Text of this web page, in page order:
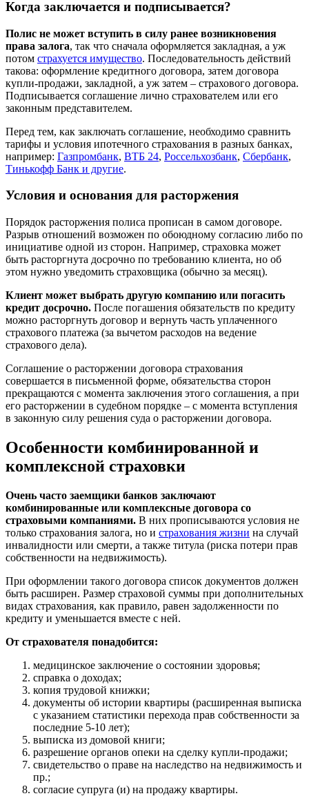
Когда заключается и подписывается?
Полис не может вступить в силу ранее возникновения
права залога, так что сначала оформляется закладная, а уж
потом страхуется имущество. Последовательность действий
такова: оформление кредитного договора, затем договора
купли-продажи, закладной, а уж затем – страхового договора.
Подписывается соглашение лично страхователем или его
законным представителем.
Перед тем, как заключать соглашение, необходимо сравнить
тарифы и условия ипотечного страхования в разных банках,
например: Газпромбанк, ВТБ 24, Россельхозбанк, Сбербанк,
Тинькофф Банк и другие.
Условия и основания для расторжения
Порядок расторжения полиса прописан в самом договоре.
Разрыв отношений возможен по обоюдному согласию либо по
инициативе одной из сторон. Например, страховка может
быть расторгнута досрочно по требованию клиента, но об
этом нужно уведомить страховщика (обычно за месяц).
Клиент может выбрать другую компанию или погасить
кредит досрочно. После погашения обязательств по кредиту
можно расторгнуть договор и вернуть часть уплаченного
страхового платежа (за вычетом расходов на ведение
страхового дела).
Соглашение о расторжении договора страхования
совершается в письменной форме, обязательства сторон
прекращаются с момента заключения этого соглашения, а при
его расторжении в судебном порядке – с момента вступления
в законную силу решения суда о расторжении договора.
Особенности комбинированной и
комплексной страховки
Очень часто заемщики банков заключают
комбинированные или комплексные договора со
страховыми компаниями. В них прописываются условия не
только страхования залога, но и страхования жизни на случай
инвалидности или смерти, а также титула (риска потери прав
собственности на недвижимость).
При оформлении такого договора список документов должен
быть расширен. Размер страховой суммы при дополнительных
видах страхования, как правило, равен задолженности по
кредиту и уменьшается вместе с ней.
От страхователя понадобится:
медицинское заключение о состоянии здоровья;
справка о доходах;
копия трудовой книжки;
документы об истории квартиры (расширенная выписка
с указанием статистики перехода прав собственности за
последние 5-10 лет);
выписка из домовой книги;
разрешение органов опеки на сделку купли-продажи;
свидетельство о праве на наследство на недвижимость и
пр.;
согласие супруга (и) на продажу квартиры.